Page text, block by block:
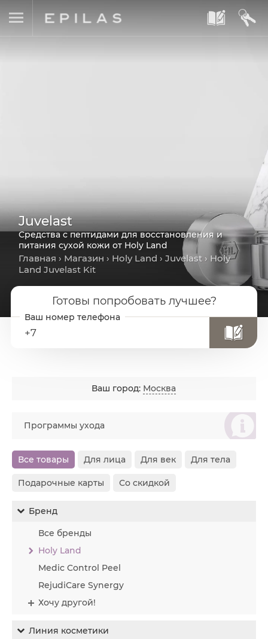
A B
Juvelast
Средства с пептидами для восстановления и
питания сухой кожи от Holy Land
Главная › Магазин › Holy Land ›Juvelast › Holy
Land Juvelast Kit
Готовы попробовать лучшее?
+7
Ваш город: Москва
စ
Программы ухода
Все товары Для лица Для век Для тела
Подарочные карты Со скидкой
Бренд
Все бренды
Holy Land
Medic Control Peel
RejudiCare Synergy
Хочу другой!
Линия косметики